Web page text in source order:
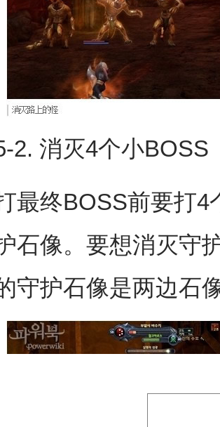
消灭4个小BOSS
终BOSS前要打4
石像。要想消灭守
守护石像是两边石